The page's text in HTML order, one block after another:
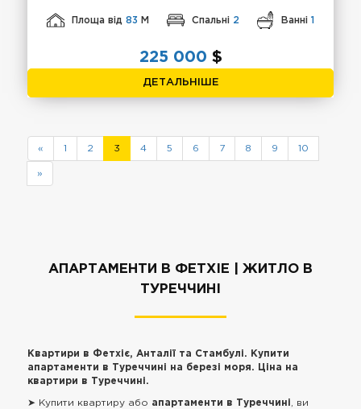
Площа від83 М Спальні 2 Ванні 1
225 000 $
ДЕТАЛЬНІШЕ
« 1 2 3 4 5 6 7 8 9 10
»
АПАРТАМЕНТИ В ФЕТХІЕ | ЖИТЛО В
ТУРЕЧЧИНІ
Квартири в Фетхіє, Анталії та Стамбулі. Купити
апартаменти в Туреччині на березі моря. Ціна на
квартири в Туреччині.
➤ Купити квартиру або апартаменти в Туреччині, ви